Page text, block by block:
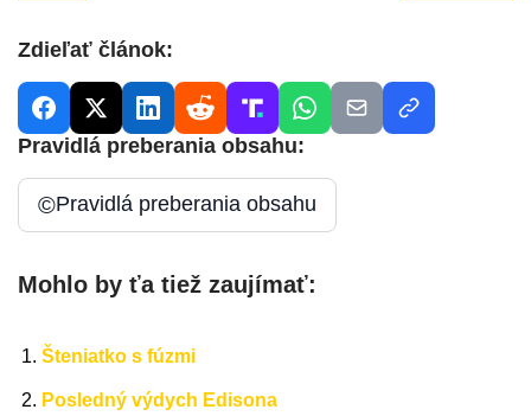
Zdieľať článok:
Pravidlá preberania obsahu:
©Pravidlá preberania obsahu
Mohlo by ťa tiež zaujímať:
Šteniatko s fúzmi
Posledný výdych Edisona